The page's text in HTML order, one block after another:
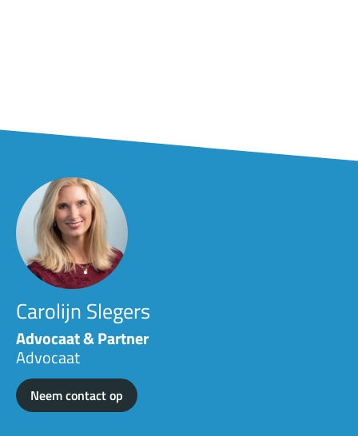
Carolijn Slegers
Advocaat & Partner
Advocaat
Neem contact op